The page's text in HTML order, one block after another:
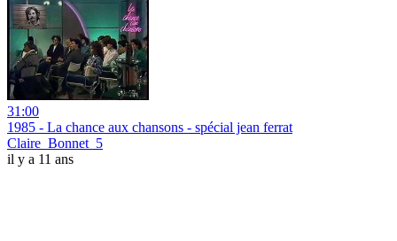
31:00
1985 - La chance aux chansons - spécial jean ferrat
Claire_Bonnet_5
il y a 11 ans